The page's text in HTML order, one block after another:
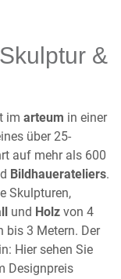
&
im arteum in einer
über 25-
auf mehr als 600
Bildhauerateliers.
Skulpturen,
und Holz von 4
bis 3 Metern. Der
Hier sehen Sie
Designpreis